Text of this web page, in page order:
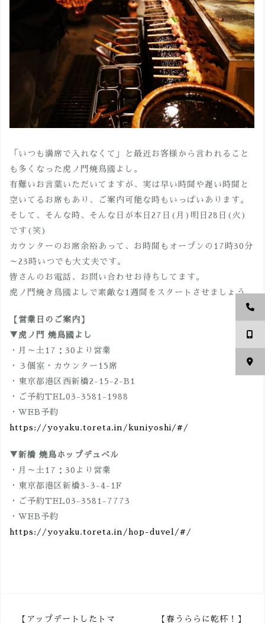
「いつも満席で入れなくて」と最近お客様から言われること
も多くなった虎ノ門焼鳥國よし。
有難いお言葉いただいてますが、実は早い時間や遅い時間と
空いてるお席もあり、ご案内可能な時もいっぱいあります。
そして、そんな時、そんな日が本日27日(月)明日28日(火)
です(笑)
カウンターのお席余裕あって、お時間もオープンの17時30分
～23時いつでも大丈夫です。
皆さんのお電話、お問い合わせお待ちしてます。
虎ノ門焼き鳥國よしで素敵な1週間をスタートさせましょう。
【営業日のご案内】
▼虎ノ門 焼鳥國よし
・月～土17：30より営業
・３個室・カウンター15席
・東京都港区西新橋2-15-2-B1
・ご予約TEL03-3581-1988
・WEB予約
https://yoyaku.toreta.in/kuniyoshi/#/
▼新橋 焼鳥ホップデュベル
・月～土17：30より営業
・東京都港区新橋3-3-4-1F
・ご予約TEL03-3581-7773
・WEB予約
https://yoyaku.toreta.in/hop-duvel/#/
【アップデートしたトマ
【春うららに乾杯！】